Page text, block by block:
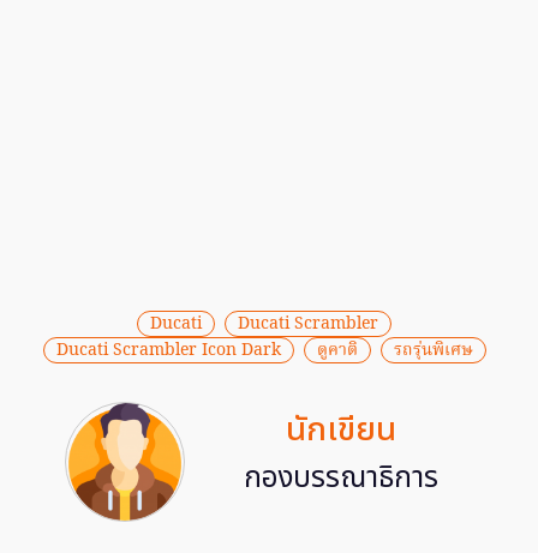
Ducati
Ducati Scrambler
Ducati Scrambler Icon Dark
ดูคาติ รถรุ่นพิเศษ
นักเขียน
กองบรรณาธิการ